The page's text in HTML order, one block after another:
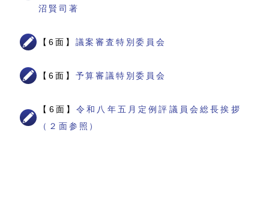
沼賢司著
【6面】 議案審査特別委員会
【6面】 予算審議特別委員会
【6面】令和八年五月定例評議員会総長挨拶
（２面参照）